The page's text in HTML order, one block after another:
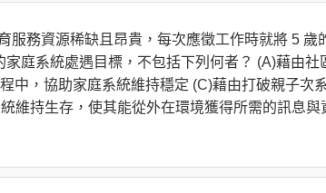
服務資源稀缺且昂貴，每次應徵工作時就將 5 歲
庭系統處遇目標，不包括下列何者？ (A)藉由社
中，協助家庭系統維持穩定 (C)藉由打破親子次
維持生存，使其能從外在環境獲得所需的訊息與